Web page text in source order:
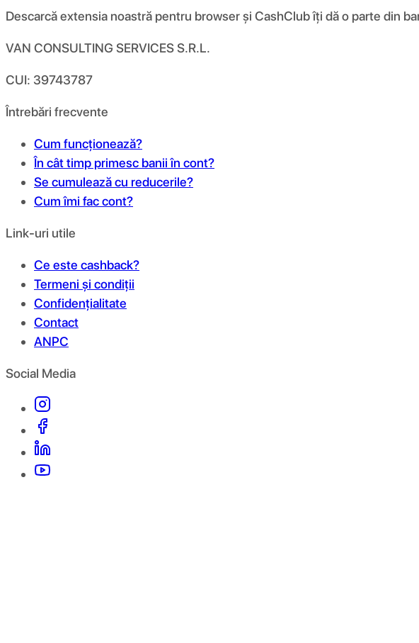
Descarcă extensia noastră pentru browser și CashClub îți dă o parte din
VAN CONSULTING SERVICES S.R.L.
CUI: 39743787
Întrebări frecvente
Cum funcționează?
În cât timp primesc banii în cont?
Se cumulează cu reducerile?
Cum îmi fac cont?
Link-uri utile
Ce este cashback?
Termeni și condiții
Confidențialitate
Contact
ANPC
Social Media